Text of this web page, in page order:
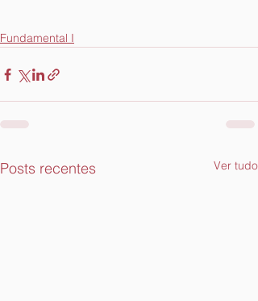
Fundamental I
Posts recentes Ver tudo